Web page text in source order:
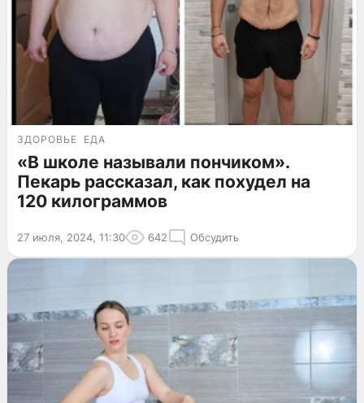
ЗДОРОВЬЕ ЕДА
«В школе называли пончиком».
Пекарь рассказал, как похудел на
120 килограммов
27 июля, 2024, 11:30 642 Обсудить